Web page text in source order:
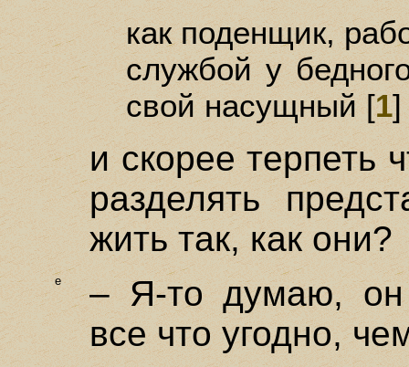
как поденщик,
службой у
свой насущный [1]
и скорее терпеть
разделять
жить так, как они?
e
– Я-то думаю, он
все что угодно,